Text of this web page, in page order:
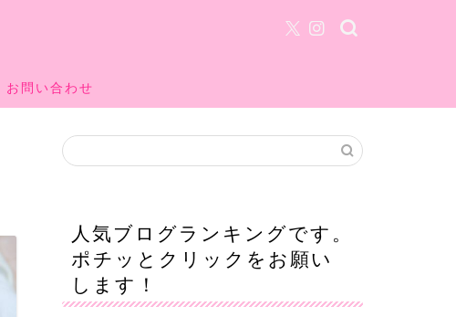
お問い合わせ
人気ブログランキングです。
ポチッとクリックをお願い
します！